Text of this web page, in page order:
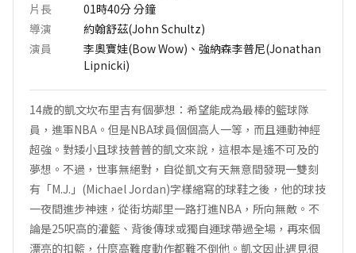
片長
01時40分分鐘
導演
約翰舒茲(John Schultz)
演員
李奧寶娃(Bow Wow)、強納森李普尼(Jonathan
Lipnicki)
14歲的凱文坎布里吉有個夢想：希望能成為最棒的籃球隊
員，進軍NBA。但是NBA球員個個高人一等，而且運動神經
超強。對矮小且球技普普的凱文來說，這根本是遙不可及的
夢想。不過，世事無絕對，自從凱文有天無意間發現一雙刻
有「M.J.」(Michael Jordan)字樣縮寫的球鞋之後，他的球技
一夜間進步神速，從街坊鄰里一路打進NBA，所向無敵。不
論是25呎高的灌籃、背後傳球或獨自運球帶過全場，再來個
漂亮的扣籃，什麼高難度動作都難不倒他。凱文因此遇見很